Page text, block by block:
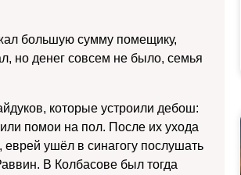
большую сумму помещику,
но денег совсем не было, семья
которые устроили дебош:
помои на пол. После их ухода
ушёл в синагогу послушать
В Колбасове был тогда